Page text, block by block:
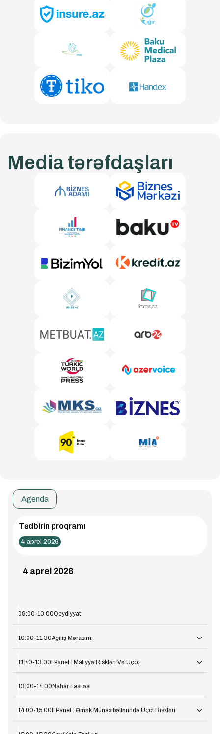
Media tərəfdaşları
Agenda
Tədbirin proqramı
4 aprel 2026
4 aprel 2026
09:00-10:00Qeydiyyat
10:00-11:30Açılış Mərasimi
-
Açılış nitqi
Nicat İmanov
Açılış nitqi
11:40-13:00 I Panel : Maliyyə Riskləri Və Uçot
-
Moderator
Niyazi Abbasov
Moderatorlar
Spiker
13:00-14:00 Nahar Fasiləsi
14:00-15:00 II Panel : Əmək Münasibətlərində Uçot Riskləri